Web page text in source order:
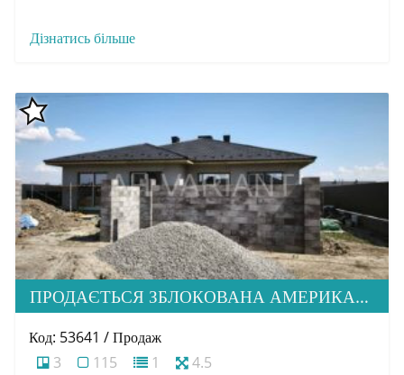
Дізнатись більше
ПРОДАЄТЬСЯ ЗБЛОКОВАНА АМЕРИКАНКА НА СТАДІЇ БУДІВНИЦТВА В ПРЕСТИЖНОМУ МІК. СТОРОДНИЦЯ
Код: 53641 / Продаж
3
115 1 4.5